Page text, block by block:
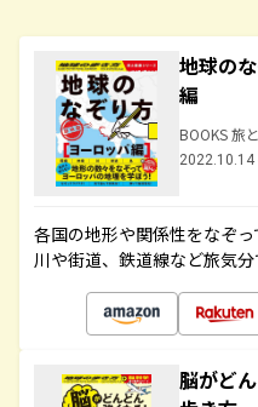
地球の
編
BOOKS 旅
2022.10.14
各国の地形や関係性をなぞっ
川や街道、鉄道線など旅気
脳がど